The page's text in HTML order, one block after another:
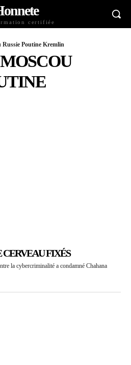
certifiée
Russie Poutine Kremlin
FIXÉS
la cybercriminalité a condamné Chahana